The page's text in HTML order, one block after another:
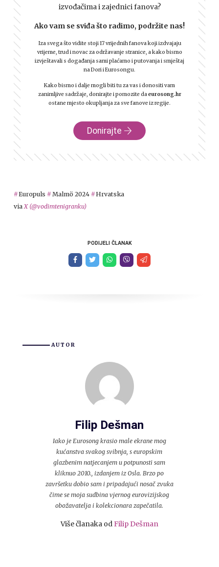
izvođačima i zajednici fanova?
Ako vam se sviđa što radimo, podržite nas!
Iza svega što vidite stoji 17 vrijednih fanova koji izdvajaju
vrijeme, trud i novac za održavanje stranice, a kako bismo
izvještavali s događanja sami plaćamo i putovanja i smještaj
na Dori i Eurosongu.
Kako bismo i dalje mogli biti tu za vas i donositi vam
zanimljive sadržaje, donirajte i pomozite daeurosong.hr
ostane mjesto okupljanja za sve fanove iz regije.
Donirajte
Europuls Malmö 2024
Hrvatska
viaX (@vodimtenigranku)
PODIJELI ČLANAK
AUTOR
Filip Dešman
Iako je Eurosong krasio male ekrane mog
kućanstva svakog svibnja, s europskim
glazbenim natjecanjem u potpunosti sam
kliknuo 2010., izdanjem iz Osla. Brzo po
završetku dobio sam i pripadajući nosač zvuka
čime se moja sudbina vjernog eurovizijskog
obožavatelja i kolekcionara zapečatila.
Više članaka odFilip Dešman